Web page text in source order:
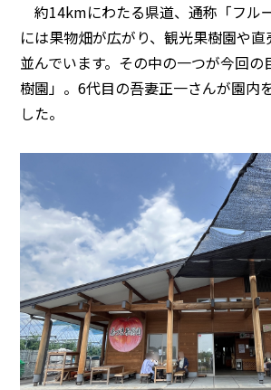
約14kmにわたる県道、通称「フル
には果物畑が広がり、観光果樹園や
並んでいます。その中の一つが今回
樹園」。6代目の吾妻正一さんが園内
した。